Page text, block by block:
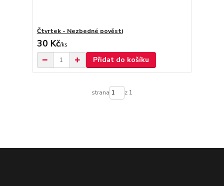
Čtvrtek - Nezbedné pověsti
30 Kč/ks
Přidat do košíku
strana z 1